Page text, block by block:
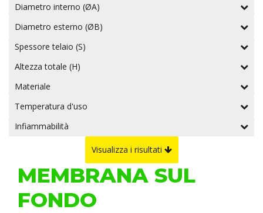
Diametro interno (ØA)
Diametro esterno (ØB)
Spessore telaio (S)
Altezza totale (H)
Materiale
Temperatura d'uso
Infiammabilità
Visualizza i risultati
MEMBRANA SUL
FONDO